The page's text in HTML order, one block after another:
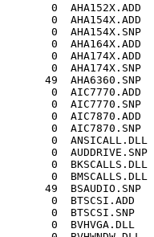
0  AHA152X.ADD
0  AHA154X.ADD
0  AHA154X.SNP
0  AHA164X.ADD
0  AHA174X.ADD
0  AHA174X.SNP
49  AHA6360.SNP
0  AIC7770.ADD
0  AIC7770.SNP
0  AIC7870.ADD
0  AIC7870.SNP
0  ANSICALL.DLL
0  AUDDRIVE.SNP
0  BKSCALLS.DLL
0  BMSCALLS.DLL
49  BSAUDIO.SNP
0  BTSCSI.ADD
0  BTSCSI.SNP
0  BVHVGA.DLL